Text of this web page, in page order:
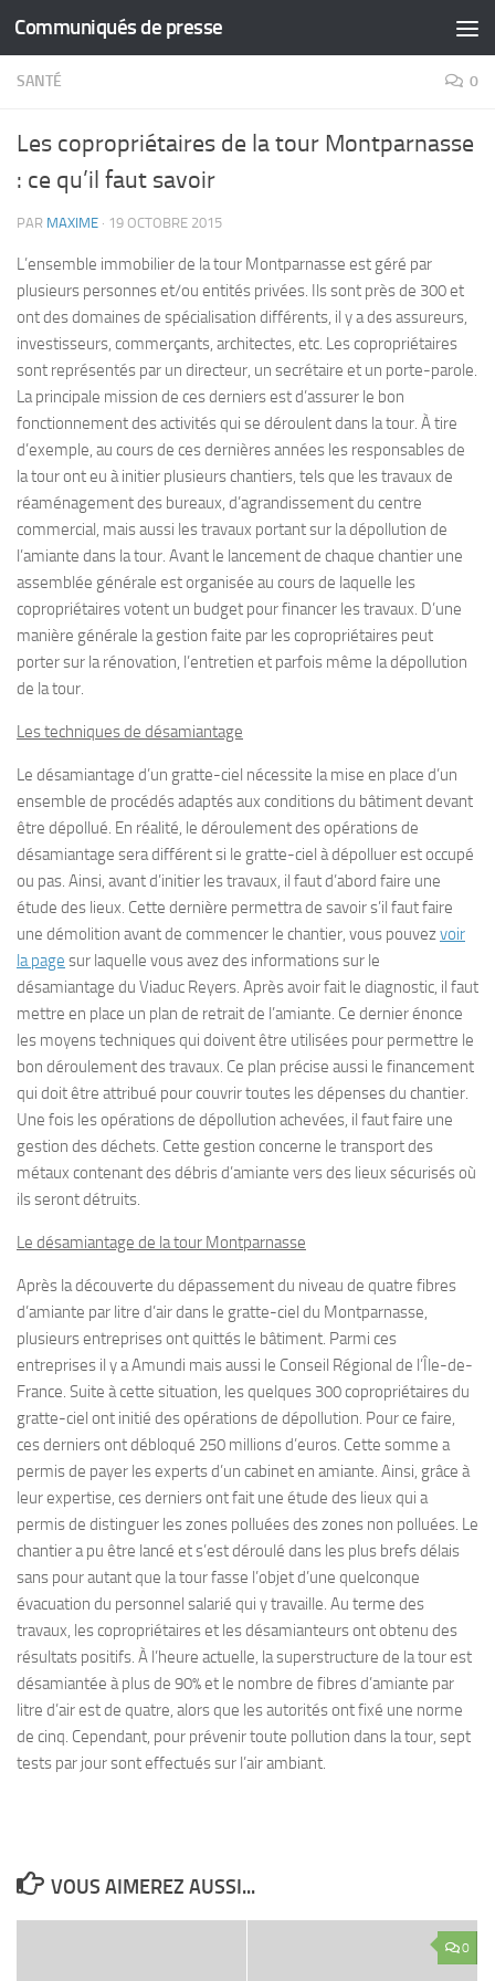
Skip to content
Communiqués de presse
SANTÉ 0
Les copropriétaires de la tour Montparnasse
: ce qu’il faut savoir
PAR MAXIME · 19 OCTOBRE 2015
L’ensemble immobilier de la tour Montparnasse est géré par
plusieurs personnes et/ou entités privées. Ils sont près de 300 et
ont des domaines de spécialisation différents, il y a des assureurs,
investisseurs, commerçants, architectes, etc. Les copropriétaires
sont représentés par un directeur, un secrétaire et un porte-parole.
La principale mission de ces derniers est d’assurer le bon
fonctionnement des activités qui se déroulent dans la tour. À tire
d’exemple, au cours de ces dernières années les responsables de
la tour ont eu à initier plusieurs chantiers, tels que les travaux de
réaménagement des bureaux, d’agrandissement du centre
commercial, mais aussi les travaux portant sur la dépollution de
l’amiante dans la tour. Avant le lancement de chaque chantier une
assemblée générale est organisée au cours de laquelle les
copropriétaires votent un budget pour financer les travaux. D’une
manière générale la gestion faite par les copropriétaires peut
porter sur la rénovation, l’entretien et parfois même la dépollution
de la tour.
Les techniques de désamiantage
Le désamiantage d’un gratte-ciel nécessite la mise en place d’un
ensemble de procédés adaptés aux conditions du bâtiment devant
être dépollué. En réalité, le déroulement des opérations de
désamiantage sera différent si le gratte-ciel à dépolluer est occupé
ou pas. Ainsi, avant d’initier les travaux, il faut d’abord faire une
étude des lieux. Cette dernière permettra de savoir s’il faut faire
une démolition avant de commencer le chantier, vous pouvezvoir
la page sur laquelle vous avez des informations sur le
désamiantage du Viaduc Reyers. Après avoir fait le diagnostic, il faut
mettre en place un plan de retrait de l’amiante. Ce dernier énonce
les moyens techniques qui doivent être utilisées pour permettre le
bon déroulement des travaux. Ce plan précise aussi le financement
qui doit être attribué pour couvrir toutes les dépenses du chantier.
Une fois les opérations de dépollution achevées, il faut faire une
gestion des déchets. Cette gestion concerne le transport des
métaux contenant des débris d’amiante vers des lieux sécurisés où
ils seront détruits.
Le désamiantage de la tour Montparnasse
Après la découverte du dépassement du niveau de quatre fibres
d’amiante par litre d’air dans le gratte-ciel du Montparnasse,
plusieurs entreprises ont quittés le bâtiment. Parmi ces
entreprises il y a Amundi mais aussi le Conseil Régional de l’Île-de-
France. Suite à cette situation, les quelques 300 copropriétaires du
gratte-ciel ont initié des opérations de dépollution. Pour ce faire,
ces derniers ont débloqué 250 millions d’euros. Cette somme a
permis de payer les experts d’un cabinet en amiante. Ainsi, grâce à
leur expertise, ces derniers ont fait une étude des lieux qui a
permis de distinguer les zones polluées des zones non polluées. Le
chantier a pu être lancé et s’est déroulé dans les plus brefs délais
sans pour autant que la tour fasse l’objet d’une quelconque
évacuation du personnel salarié qui y travaille. Au terme des
travaux, les copropriétaires et les désamianteurs ont obtenu des
résultats positifs. À l’heure actuelle, la superstructure de la tour est
désamiantée à plus de 90% et le nombre de fibres d’amiante par
litre d’air est de quatre, alors que les autorités ont fixé une norme
de cinq. Cependant, pour prévenir toute pollution dans la tour, sept
tests par jour sont effectués sur l’air ambiant.
VOUS AIMEREZ AUSSI...
0